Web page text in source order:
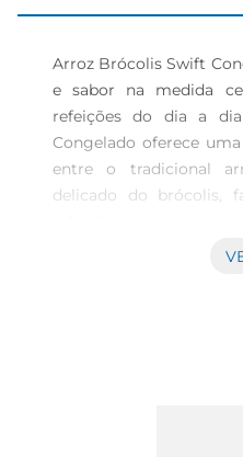
Arroz Brócolis Swift
e sabor na medida
refeições do dia a
Congelado oferece
entre o tradicional
delicado do brócolis,
produto é ideal para